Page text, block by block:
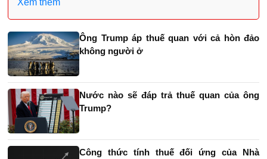
Ông Trump áp thuế quan với cả hòn đảo
không người ở
Nước nào sẽ đáp trả thuế quan của ông
Trump?
Công thức tính thuế đối ứng của Nhà